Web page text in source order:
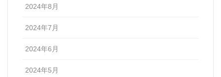
2024年8月
2024年7月
2024年6月
2024年5月